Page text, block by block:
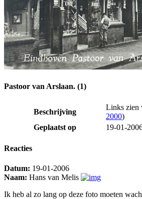
Pastoor van Arslaan. (1)
Beschrijving
Links zien
2000)
Geplaatst op
19-01-
Reacties
Datum: 19-01-2006
Naam: Hans van Melis
Ik heb al zo lang op deze foto moeten